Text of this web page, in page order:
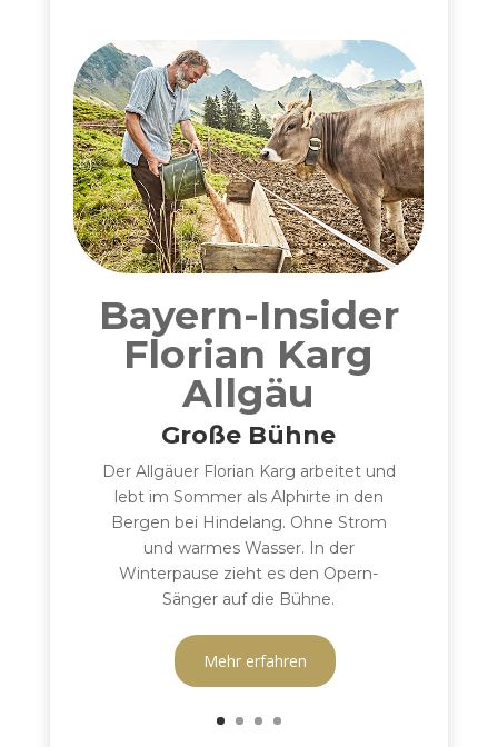
Bayern-Insider
Florian Karg
Allgäu
Große Bühne
Der Allgäuer Florian Karg arbeitet und
lebt im Sommer als Alphirte in den
Bergen bei Hindelang. Ohne Strom
und warmes Wasser. In der
Winterpause zieht es den Opern-
Sänger auf die Bühne.
Mehr erfahren